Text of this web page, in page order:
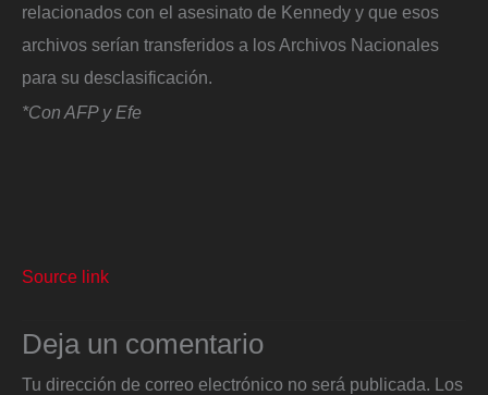
relacionados con el asesinato de Kennedy y que esos
archivos serían transferidos a los Archivos Nacionales
para su desclasificación.
*Con AFP y Efe
Source link
Deja un comentario
Tu dirección de correo electrónico no será publicada. Los